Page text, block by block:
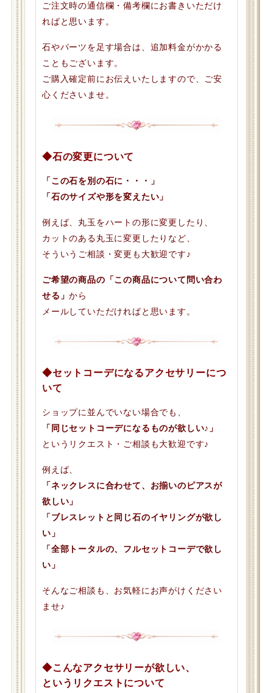
ご注文時の通信欄・備考欄にお書きいただけ
ればと思います。
石やパーツを足す場合は、追加料金がかかる
こともございます。
ご購入確定前にお伝えいたしますので、ご安
心くださいませ。
◆石の変更について
「この石を別の石に・・・」
「石のサイズや形を変えたい」
例えば、丸玉をハートの形に変更したり、
カットのある丸玉に変更したりなど、
そういうご相談・変更も大歓迎です♪
ご希望の商品の「この商品について問い合わ
せる」から
メールしていただければと思います。
◆セットコーデになるアクセサリーにつ
いて
ショップに並んでいない場合でも、
「同じセットコーデになるものが欲しい♪」
というリクエスト・ご相談も大歓迎です♪
例えば、
「ネックレスに合わせて、お揃いのピアスが
欲しい」
「ブレスレットと同じ石のイヤリングが欲し
い」
「全部トータルの、フルセットコーデで欲し
い」
そんなご相談も、お気軽にお声がけください
ませ♪
◆こんなアクセサリーが欲しい、
というリクエストについて